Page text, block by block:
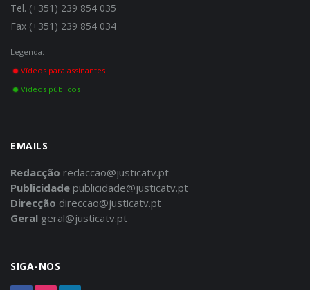
Tel. (+351) 239 854 035
Fax (+351) 239 854 034
Legenda:
Vídeos para assinantes
Vídeos públicos
EMAILS
Redacção redaccao@justicatv.pt
Publicidade publicidade@justicatv.pt
Direcção direccao@justicatv.pt
Geral geral@justicatv.pt
SIGA-NOS